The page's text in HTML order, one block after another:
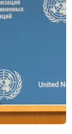
vật
thương
ra hoạt
hạt nhân